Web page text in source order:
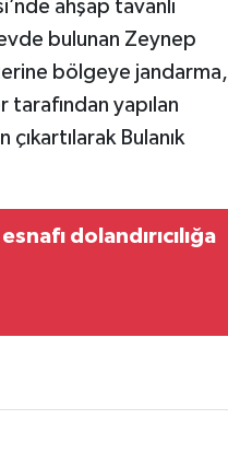
ahşap tavanlı
bulunan Zeynep
bölgeye jandarma,
yapılan
çıkartılarak Bulanık
dolandırıcılığa